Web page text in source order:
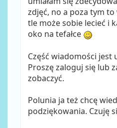
zdjęć, no a poza tym
tle może sobie lecieć i
oko na tefałce
Część wiadomości jest
Proszę zaloguj się lub
zobaczyć.
Polunia ja też chcę
podziękowania. Czuję